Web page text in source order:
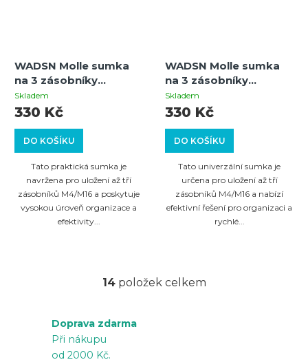
WADSN Molle sumka
na 3 zásobníky
M4/M16 - Oliva
Skladem
DO KOŠÍKU
330 Kč
Tato praktická sumka je
navržena pro uložení až tří
zásobníků M4/M16 a poskytuje
vysokou úroveň organizace a
efektivity...
WADSN Molle sumka
na 3 zásobníky
M4/M16 - Tan
Skladem
DO KOŠÍKU
330 Kč
Tato univerzální sumka je
určena pro uložení až tří
zásobníků M4/M16 a nabízí
efektivní řešení pro organizaci a
rychlé...
O
14položek celkem
Doprava zdarma
Při nákupu
od 2000 Kč.